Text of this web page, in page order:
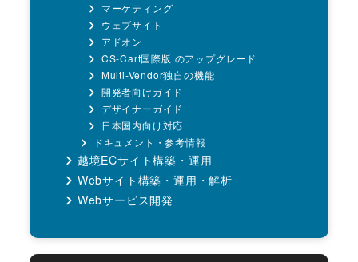
マーケティング
ウェブサイト
アドオン
CS-Cart国際版 のアップグレード
Multi-Vendor独自の機能
開発者向けガイド
デザイナーガイド
日本国内向け対応
ドキュメント・参考情報
越境ECサイト構築・運用
Webサイト構築・運用・解析
Webサービス開発